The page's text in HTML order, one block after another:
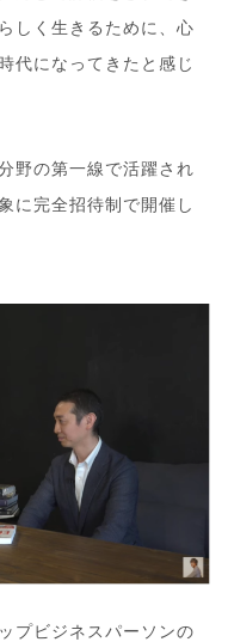
しく生きるために、心
代になってきたと感じ
野の第一線で活躍され
に完全招待制で開催し
プビジネスパーソンの